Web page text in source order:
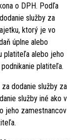
o DPH. Podľa
služby za
ktorý je vo
úplne alebo
platiteľa alebo jeho
platiteľa.
dodanie služby za
služby iné ako v
jeho zamestnancov